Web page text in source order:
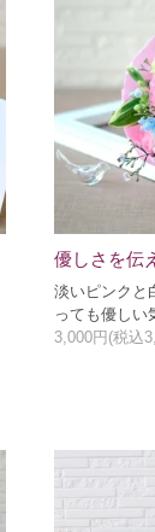
優しさを伝
淡いピンクと
っても優しい
3,000円(税込